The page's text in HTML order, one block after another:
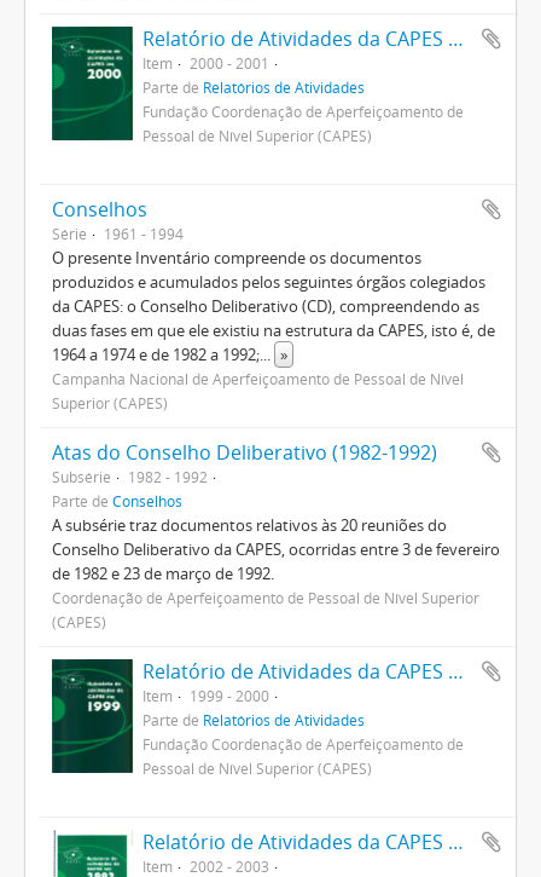
Relatório de Atividades da CAPES 2000
Item
2000 - 2001
Parte de Relatórios de Atividades
Fundação Coordenação de Aperfeiçoamento de
Pessoal de Nível Superior (CAPES)
Conselhos
Série 1961 - 1994
O presente Inventário compreende os documentos
produzidos e acumulados pelos seguintes órgãos colegiados
da CAPES: o Conselho Deliberativo (CD), compreendendo as
duas fases em que ele existiu na estrutura da CAPES, isto é, de
1964 a 1974 e de 1982 a 1992;... »
Campanha Nacional de Aperfeiçoamento de Pessoal de Nível
Superior (CAPES)
Atas do Conselho Deliberativo (1982-1992)
Subsérie
1982 - 1992
Parte de Conselhos
A subsérie traz documentos relativos às 20 reuniões do
Conselho Deliberativo da CAPES, ocorridas entre 3 de fevereiro
de 1982 e 23 de março de 1992.
Coordenação de Aperfeiçoamento de Pessoal de Nível Superior
(CAPES)
Relatório de Atividades da CAPES 1999
Item
1999 - 2000
Parte de Relatórios de Atividades
Fundação Coordenação de Aperfeiçoamento de
Pessoal de Nível Superior (CAPES)
Relatório de Atividades da CAPES em 2002
Item
2002 - 2003